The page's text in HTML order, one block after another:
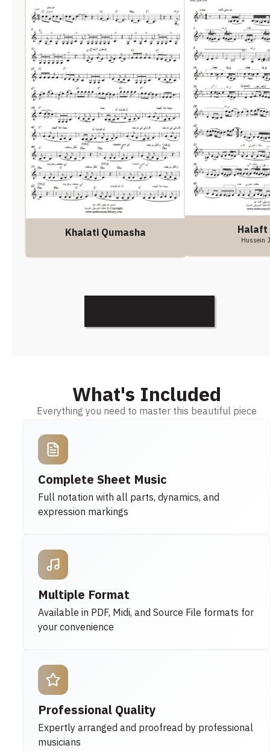
Khalati Qumasha Halaft
Hussein
What's Included
Everything you need to master this beautiful piece
Complete Sheet Music
Full notation with all parts, dynamics, and
expression markings
Multiple Format
Available in PDF, Midi, and Source File formats for
your convenience
Professional Quality
Expertly arranged and proofread by professional
musicians